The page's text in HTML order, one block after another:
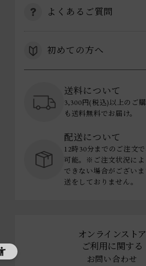
よくあるご質問
初めての方へ
送料について
3,300円(税込)以上のご
も送料無料でお届け。
配送について
12時30分までのご注文
可能。※ご注文状況によ
できない場合がござい
送をしておりません。
オンラインストア
ご利用に関する
お問い合わせ